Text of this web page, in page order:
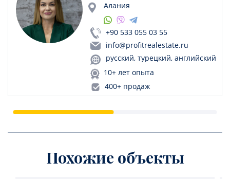
Алания
+90 533 055 03 55
info@profitrealestate.ru
русский, турецкий, английский
10+ лет опыта
400+ продаж
Похожие объекты